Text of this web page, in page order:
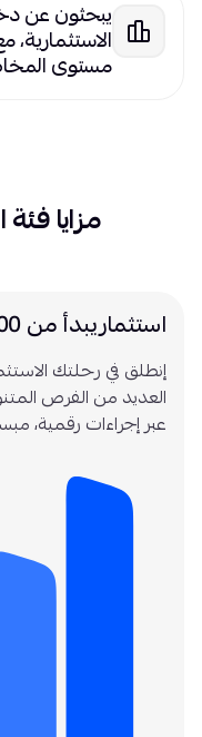
يبحثون عن
مستوى
مزايا
استثمار يبدأ من 1,000
إنطلق في رحلتك
العديد من الفرص
عبر إجراءات رقمية،